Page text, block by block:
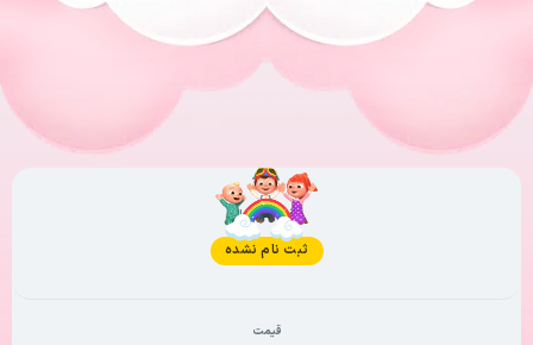
وضعیت فعلی
ثبت نام نشده
قیمت